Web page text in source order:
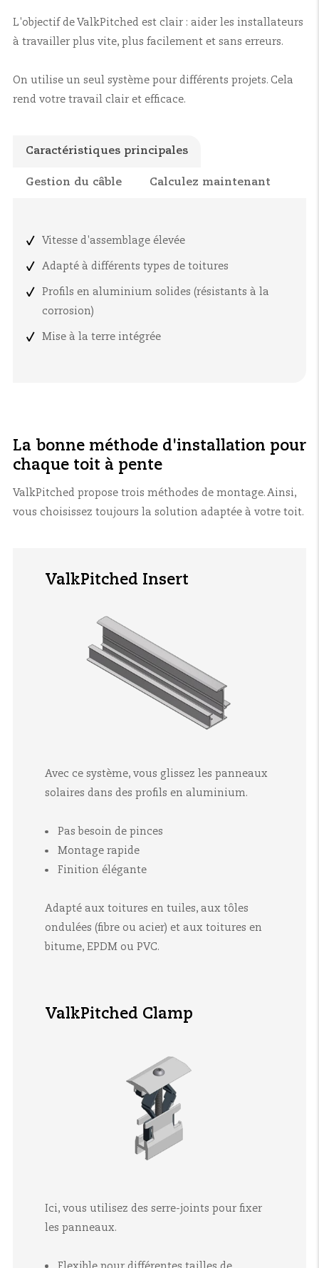
L'objectif de ValkPitched est clair : aider les installateurs
à travailler plus vite, plus facilement et sans erreurs.
On utilise un seul système pour différents projets. Cela
rend votre travail clair et efficace.
Caractéristiques principales
Gestion du câble Calculez maintenant
Vitesse d'assemblage élevée
Adapté à différents types de toitures
Profils en aluminium solides (résistants à la
corrosion)
Mise à la terre intégrée
La bonne méthode d'installation pour
chaque toit à pente
ValkPitched propose trois méthodes de montage. Ainsi,
vous choisissez toujours la solution adaptée à votre toit.
ValkPitched Insert
Avec ce système, vous glissez les panneaux
solaires dans des profils en aluminium.
Pas besoin de pinces
Montage rapide
Finition élégante
Adapté aux toitures en tuiles, aux tôles
ondulées (fibre ou acier) et aux toitures en
bitume, EPDM ou PVC.
ValkPitched Clamp
Ici, vous utilisez des serre-joints pour fixer
les panneaux.